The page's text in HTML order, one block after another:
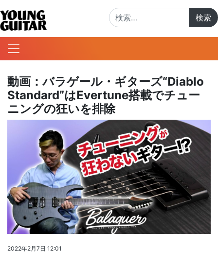
動画：バラゲール・ギターズ“Diablo
Standard”はEvertune搭載でチュー
ニングの狂いを排除
2022年2月7日 12:01